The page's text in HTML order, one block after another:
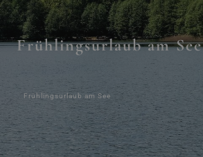
Frühlingsurlaub am See
Frühlingsurlaub am See